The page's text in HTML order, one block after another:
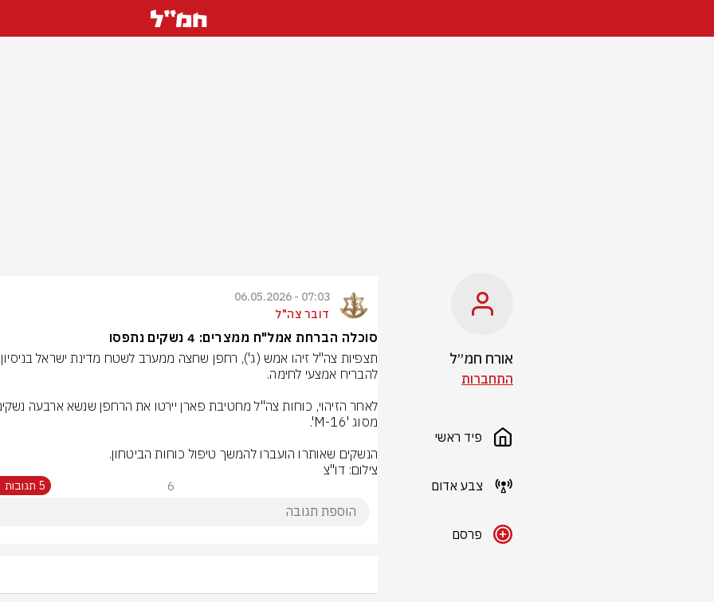
אורח חמ״ל
התחברות
פיד ראשי
צבע אדום
פרסם
07:03 - 06.05.2026
דובר צה"ל
סוכלה הברחת אמל"ח ממצרים: 4 נשקים נתפסו
הנשקים שאותרו הועברו להמשך טיפול כוחות הביטחון.
צילום: דו"צ
6 5 תגובות